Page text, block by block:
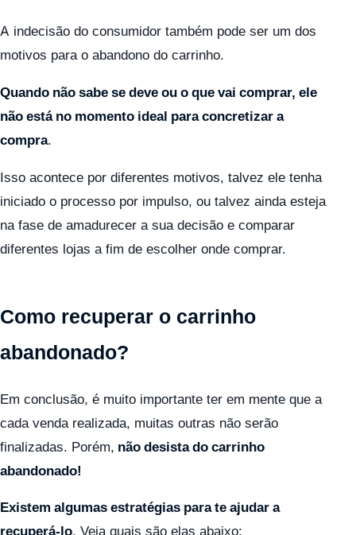
A indecisão do consumidor também pode ser um dos
motivos para o abandono do carrinho.
Quando não sabe se deve ou o que vai comprar, ele
não está no momento ideal para concretizar a
compra.
Isso acontece por diferentes motivos, talvez ele tenha
iniciado o processo por impulso, ou talvez ainda esteja
na fase de amadurecer a sua decisão e comparar
diferentes lojas a fim de escolher onde comprar.
Como recuperar o carrinho
abandonado?
Em conclusão, é muito importante ter em mente que a
cada venda realizada, muitas outras não serão
finalizadas. Porém, não desista do carrinho
abandonado!
Existem algumas estratégias para te ajudar a
recuperá-lo. Veja quais são elas abaixo: